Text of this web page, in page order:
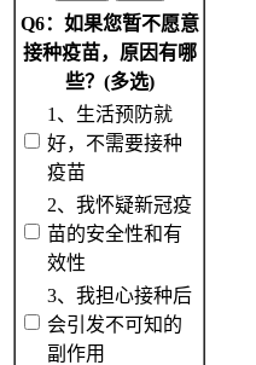
Q6：如果您暂不愿意
接种疫苗，原因有哪
些？(多选)
1、生活预防就
好，不需要接种
疫苗
2、我怀疑新冠疫
苗的安全性和有
效性
3、我担心接种后
会引发不可知的
副作用